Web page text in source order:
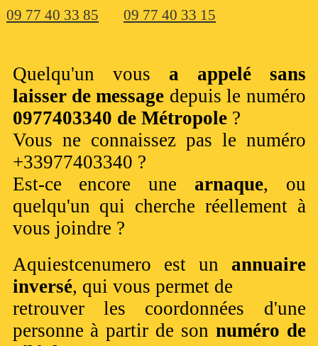
09 77 40 33 85
09 77 40 33 15
Quelqu'un vous a appelé sans
laisser de message depuis le numéro
0977403340 de Métropole?
Vous ne connaissez pas le numéro
+33977403340 ?
Est-ce encore une arnaque, ou
quelqu'un qui cherche réellement à
vous joindre ?
Aquiestcenumero est un annuaire
inversé, qui vous permet de
retrouver les coordonnées d'une
personne à partir de son numéro de